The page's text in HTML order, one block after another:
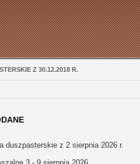
Z 30.12.2018 R.
duszpasterskie z 2 sierpnia 2026 r.